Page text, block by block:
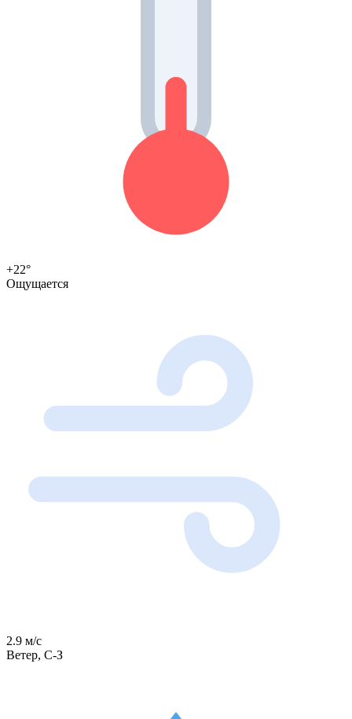
+22°
Ощущается
2.9 м/с
Ветер, С-З